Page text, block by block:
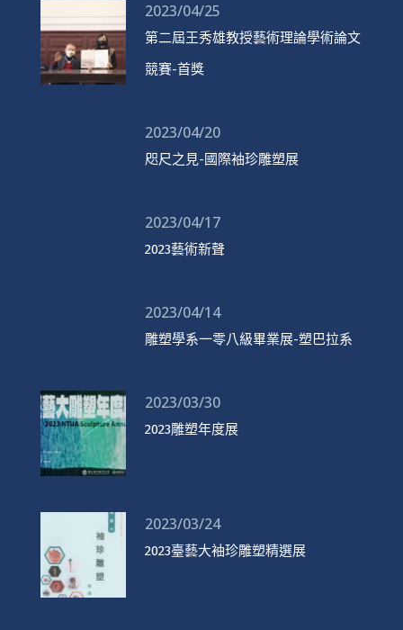
2023/04/25
第二屆王秀雄教授藝術理論學術論文
競賽-首獎
2023/04/20
咫尺之見-國際袖珍雕塑展
2023/04/17
2023藝術新聲
2023/04/14
雕塑學系一零八級畢業展-塑巴拉系
2023/03/30
2023雕塑年度展
2023/03/24
2023臺藝大袖珍雕塑精選展